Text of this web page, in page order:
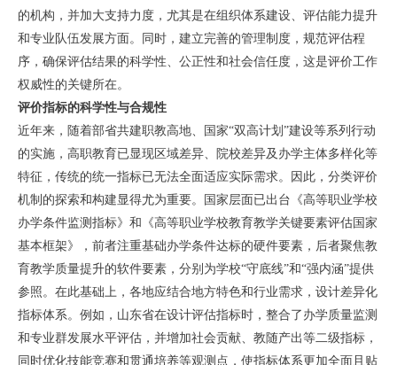
的机构，并加大支持力度，尤其是在组织体系建设、评估能力提升
和专业队伍发展方面。同时，建立完善的管理制度，规范评估程
序，确保评估结果的科学性、公正性和社会信任度，这是评价工作
权威性的关键所在。
评价指标的科学性与合规性
近年来，随着部省共建职教高地、国家“双高计划”建设等系列行动
的实施，高职教育已显现区域差异、院校差异及办学主体多样化等
特征，传统的统一指标已无法全面适应实际需求。因此，分类评价
机制的探索和构建显得尤为重要。国家层面已出台《高等职业学校
办学条件监测指标》和《高等职业学校教育教学关键要素评估国家
基本框架》，前者注重基础办学条件达标的硬件要素，后者聚焦教
育教学质量提升的软件要素，分别为学校“守底线”和“强内涵”提供
参照。在此基础上，各地应结合地方特色和行业需求，设计差异化
指标体系。例如，山东省在设计评估指标时，整合了办学质量监测
和专业群发展水平评估，并增加社会贡献、教随产出等二级指标，
同时优化技能竞赛和贯通培养等观测点，使指标体系更加全面且贴